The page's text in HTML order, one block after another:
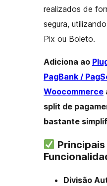
realizados de
segura,
Pix ou Boleto.
Adiciona ao
PagBank /
Woocommerce
split de
bastante
Principais
Divisão